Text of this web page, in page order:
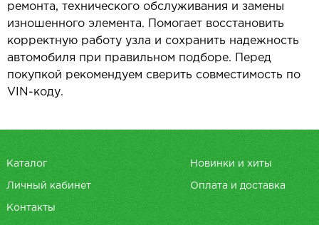
ремонта, технического обслуживания и замены
изношенного элемента. Помогает восстановить
корректную работу узла и сохранить надежность
автомобиля при правильном подборе. Перед
покупкой рекомендуем сверить совместимость по
VIN-коду.
Каталог Новинки и хиты
Личный кабинет Оплата и доставка
Контакты